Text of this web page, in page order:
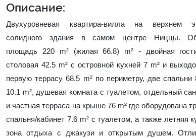
Описание:
Двухуровневая квартира-вилла на верхнем
солидного здания в самом центре Ниццы.
площадь 220 m² (жилая 66.8) m² - двойная
столовая 42.5 m² с островной кухней 7 m² и
первую террасу 68.5 m² по периметру, две спальни
10.1 m², душевая комната с туалетом, отдельный
и частная терраса на крыше 76 m² где оборудована
спальня/кабинет 7.6 m² с туалетом, а также летняя
зона отдыха с джакузи и открытым душем.